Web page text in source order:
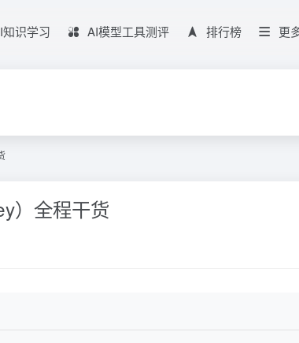
知识学习 AI模型工具测评 排行榜 更
）全程干货